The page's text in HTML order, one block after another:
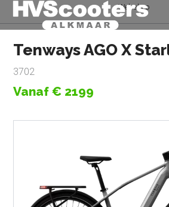
Webshop
Tenways AGO X
3702
Vanaf € 2199